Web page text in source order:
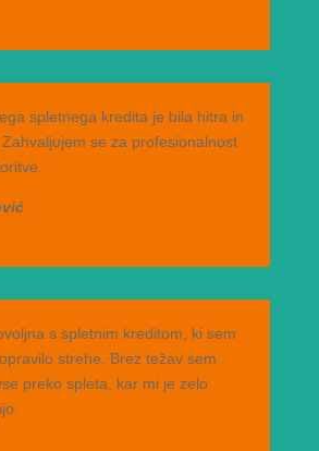
spletnega kredita je bila hitra in
se za profesionalnost
s spletnim kreditom, ki sem
strehe. Brez težav sem
preko spleta, kar mi je zelo